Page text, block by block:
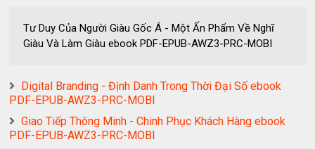
Tư Duy Của Người Giàu Gốc Á - Một Ấn Phẩm Về Nghĩ
Giàu Và Làm Giàu ebook PDF-EPUB-AWZ3-PRC-MOBI
Digital Branding - Định Danh Trong Thời Đại Số ebook
PDF-EPUB-AWZ3-PRC-MOBI
Giao Tiếp Thông Minh - Chinh Phục Khách Hàng ebook
PDF-EPUB-AWZ3-PRC-MOBI